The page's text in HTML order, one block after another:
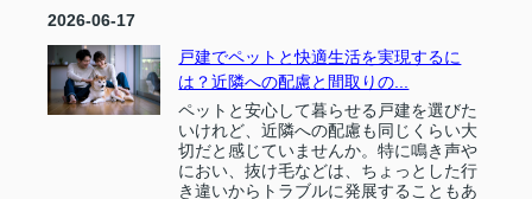
2026-06-17
戸建でペットと快適生活を実現するに
は？近隣への配慮と間取りの...
ペットと安心して暮らせる戸建を選びた
いけれど、近隣への配慮も同じくらい大
切だと感じていませんか。特に鳴き声や
におい、抜け毛などは、ちょっとした行
き違いからトラブルに発展することもあ